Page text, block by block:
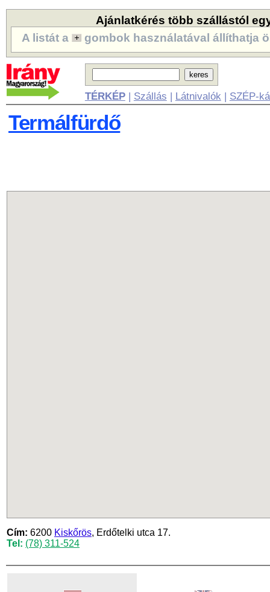
Ajánlatkérés több szállástól
A listát a
gombok használatával állíthatja
TÉRKÉP| Szállás | Látnivalók | SZÉP-
Termálfürdő
Cím: 6200 Kiskőrös, Erdőtelki utca 17.
Tel: (78) 311-524